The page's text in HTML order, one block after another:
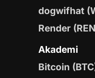
dogwifhat
Render
Akademi
Bitcoin